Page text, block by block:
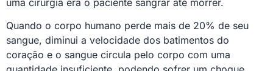
Quando o corpo humano perde mais de 20% de seu
sangue, diminui a velocidade dos batimentos do
coração e o sangue circula pelo corpo com uma